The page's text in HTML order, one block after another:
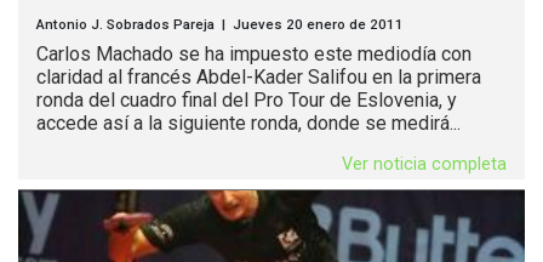
Antonio J. Sobrados Pareja | Jueves 20 enero de 2011
Carlos Machado se ha impuesto este mediodía con
claridad al francés Abdel-Kader Salifou en la primera
ronda del cuadro final del Pro Tour de Eslovenia, y
accede así a la siguiente ronda, donde se medirá...
Ver noticia completa